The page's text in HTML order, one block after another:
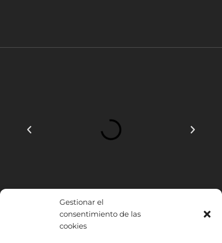
Gestionar el
consentimiento de las
cookies